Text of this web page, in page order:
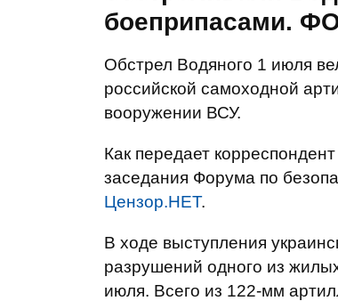
боеприпасами.
Обстрел Водяного 1 июля
российской самоходной
вооружении ВСУ.
Как передает корреспондент
заседания Форума по
Цензор.НЕТ.
В ходе выступления
разрушений одного из
июля. Всего из 122-мм